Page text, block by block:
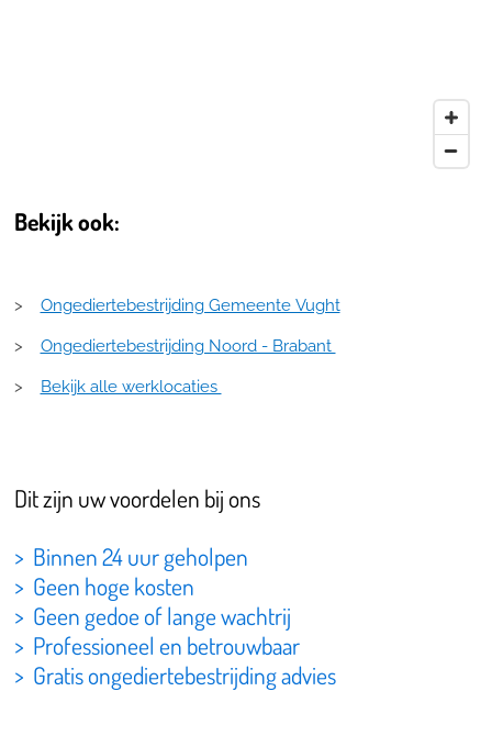
Bekijk ook:
> Ongediertebestrijding Gemeente Vught
> Ongediertebestrijding Noord - Brabant
> Bekijk alle werklocaties
Dit zijn uw voordelen bij ons
> Binnen 24 uur geholpen
> Geen hoge kosten
> Geen gedoe of lange wachtrij
> Professioneel en betrouwbaar
> Gratis ongediertebestrijding advies